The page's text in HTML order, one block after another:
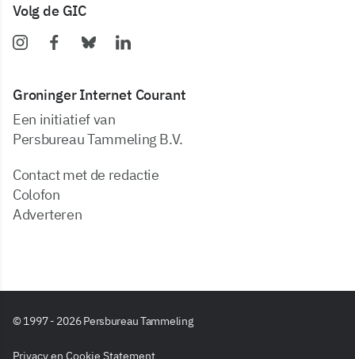
Volg de GIC
Groninger Internet Courant
Een initiatief van
Persbureau Tammeling B.V.
Contact met de redactie
Colofon
Adverteren
© 1997 - 2026 Persbureau Tammeling
Privacy en Cookie Statement